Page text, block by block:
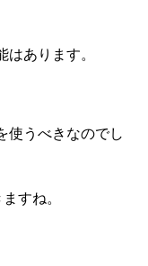
あります。
使うべきなのでし
すね。